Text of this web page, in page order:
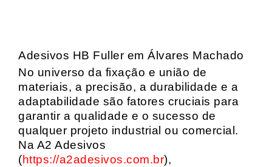
Adesivos HB Fuller em Álvares Machado
No universo da fixação e união de
materiais, a precisão, a durabilidade e a
adaptabilidade são fatores cruciais para
garantir a qualidade e o sucesso de
qualquer projeto industrial ou comercial.
Na A2 Adesivos
(https://a2adesivos.com.br),